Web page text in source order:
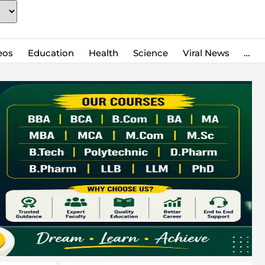
Education Health Science Viral News …